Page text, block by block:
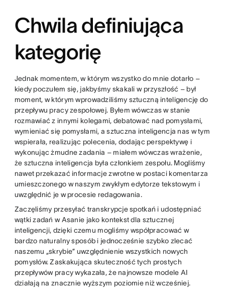
Chwila definiująca
kategorię
Jednak momentem, w którym wszystko do mnie dotarło –
kiedy poczułem się, jakbyśmy skakali w przyszłość – był
moment, w którym wprowadziliśmy sztuczną inteligencję do
przepływu pracy zespołowej. Byłem wówczas w stanie
rozmawiać z innymi kolegami, debatować nad pomysłami,
wymieniać się pomysłami, a sztuczna inteligencja nas w tym
wspierała, realizując polecenia, dodając perspektywę i
wykonując żmudne zadania – miałem wówczas wrażenie,
że sztuczna inteligencja była członkiem zespołu. Mogliśmy
nawet przekazać informacje zwrotne w postaci komentarza
umieszczonego w naszym zwykłym edytorze tekstowym i
uwzględnić je w procesie redagowania.
Zaczęliśmy przesyłać transkrypcje spotkań i udostępniać
wątki zadań w Asanie jako kontekst dla sztucznej
inteligencji, dzięki czemu mogliśmy współpracować w
bardzo naturalny sposób i jednocześnie szybko zlecać
naszemu „skrybie” uwzględnienie wszystkich nowych
pomysłów. Zaskakująca skuteczność tych prostych
przepływów pracy wykazała, że najnowsze modele AI
działają na znacznie wyższym poziomie niż wcześniej.